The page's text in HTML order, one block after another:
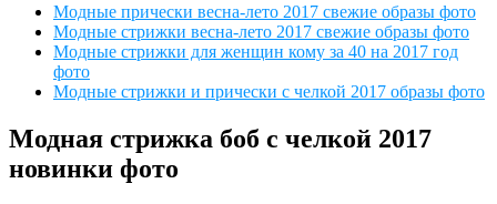
Модные прически весна-лето 2017 свежие образы фото
Модные стрижки весна-лето 2017 свежие образы фото
Модные стрижки для женщин кому за 40 на 2017 год
фото
Модные стрижки и прически с челкой 2017 образы фото
Модная стрижка боб с челкой 2017
новинки фото